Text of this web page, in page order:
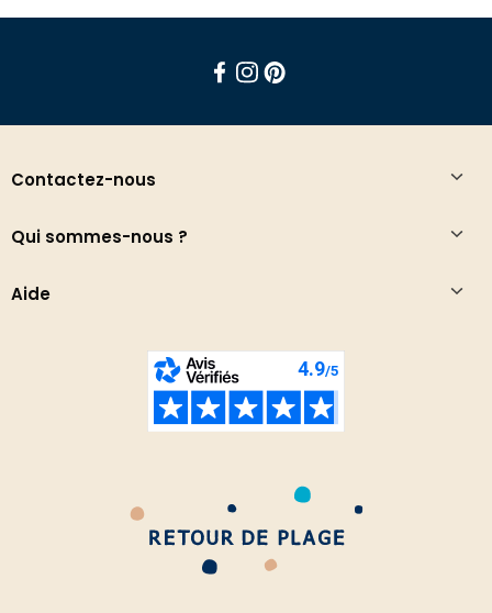
Contactez-nous
Qui sommes-nous ?
Aide